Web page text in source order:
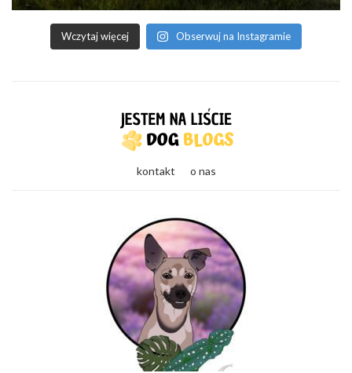
Wczytaj więcej Obserwuj na Instagramie
kontakt o nas